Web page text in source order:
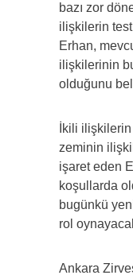
bazı zor
ilişkilerin
Erhan,
ilişkilerinin
olduğunu
İkili
zeminin
işaret eden
koşullarda
bugünkü
rol
Ankara